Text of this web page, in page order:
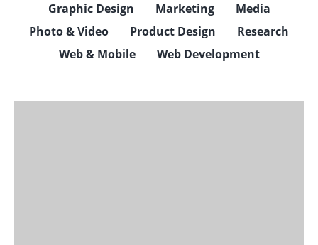
Graphic Design
Marketing
Media
Photo & Video
Product Design
Research
Web & Mobile
Web Development